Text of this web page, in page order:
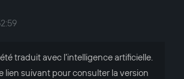
traduit avec l’intelligence artificielle.
lien suivant pour consulter la version